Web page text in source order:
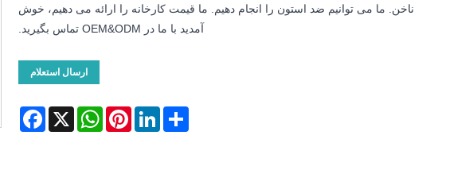
ناخن. ما می توانیم ضد استون را انجام دهیم. ما قیمت کارخانه را ارائه می دهیم، خوش
آمدید با ما در OEM&ODM تماس بگیرید.
ارسال استعلام
Facebook X
WhatsAppPinterestLinkedInShare